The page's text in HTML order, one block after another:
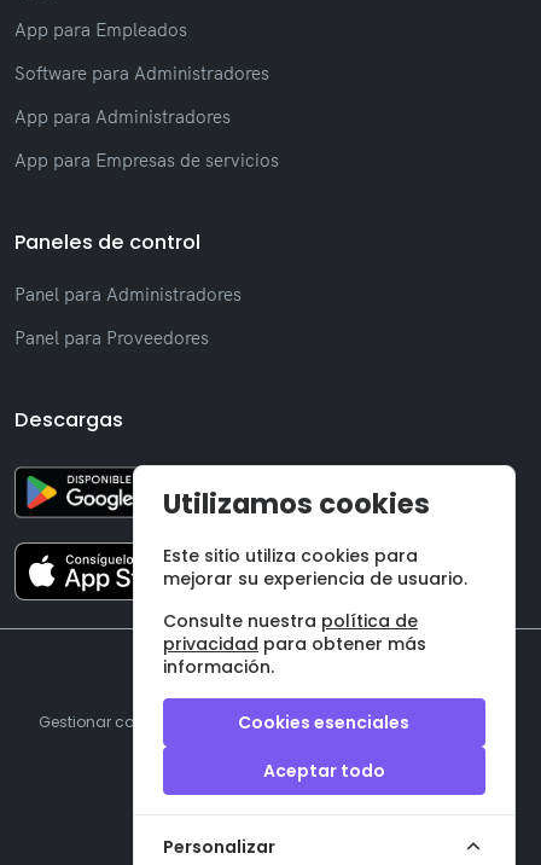
App para Empleados
Software para Administradores
App para Administradores
App para Empresas de servicios
Paneles de control
Panel para Administradores
Panel para Proveedores
Descargas
©2026 Onzane SL
Gestionar cookies Aviso legal | Política de privacidad
Términos y condiciones
Utilizamos cookies
Este sitio utiliza cookies para
mejorar su experiencia de usuario.
Consulte nuestra política de
privacidad para obtener más
información.
Cookies esenciales
Aceptar todo
Personalizar